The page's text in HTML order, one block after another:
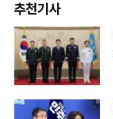
추천기사